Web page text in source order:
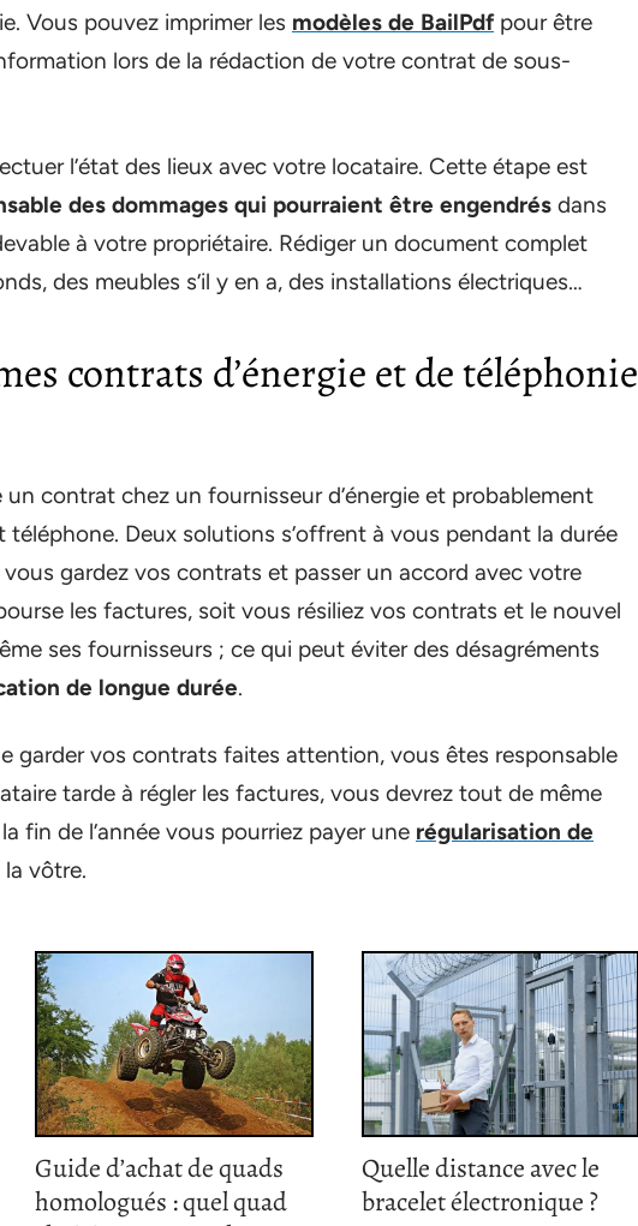
Vous pouvez imprimer les modèles de BailPdfpour être
lors de la rédaction de votre contrat de sous-
l’état des lieux avec votre locataire. Cette étape est
des dommages qui pourraient être engendrés dans
à votre propriétaire. Rédiger un document complet
des meubles s’il y en a, des installations électriques…
contrats d’énergie et de téléphonie
contrat chez un fournisseur d’énergie et probablement
Deux solutions s’offrent à vous pendant la durée
gardez vos contrats et passer un accord avec votre
les factures, soit vous résiliez vos contrats et le nouvel
ses fournisseurs ; ce qui peut éviter des désagréments
de longue durée.
garder vos contrats faites attention, vous êtes responsable
tarde à régler les factures, vous devrez tout de même
fin de l’année vous pourriez payer une régularisation de
la vôtre.
Guide d’achat de quads
homologués : quel quad
Quelle distance avec le
bracelet électronique ?